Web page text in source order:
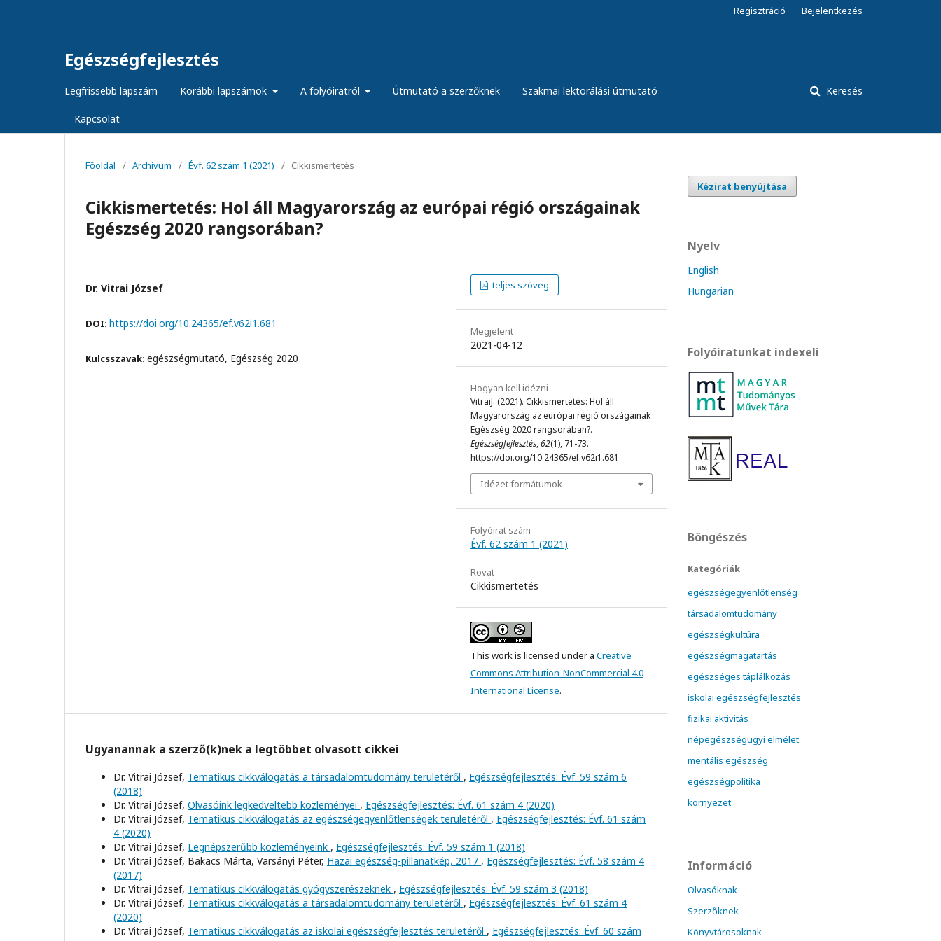
Egészségfejlesztés
Legfrissebb lapszám Korábbi lapszámok A folyóiratról Útmutató a szerzőknek Szakmai lektorálási útmutató
Kapcsolat
Keresés
Regisztráció Bejelentkezés
Főoldal / Archívum / Évf. 62 szám 1 (2021) / Cikkismertetés
Cikkismertetés: Hol áll Magyarország az európai régió országainak
Egészség 2020 rangsorában?
Dr. Vitrai József
DOI: https://doi.org/10.24365/ef.v62i1.681
Kulcsszavak: egészségmutató, Egészség 2020
teljes szöveg
Megjelent
2021-04-12
Hogyan kell idézni
VitraiJ. (2021). Cikkismertetés: Hol áll
Magyarország az európai régió országainak
Egészség 2020 rangsorában?.
Egészségfejlesztés,62(1), 71-73.
https://doi.org/10.24365/ef.v62i1.681
Idézet formátumok
Folyóirat szám
Évf. 62 szám 1 (2021)
Rovat
Cikkismertetés
This work is licensed under a Creative
Commons Attribution-NonCommercial 4.0
International License.
Ugyanannak a szerző(k)nek a legtöbbet olvasott cikkei
Dr. Vitrai József, Tematikus cikkválogatás a társadalomtudomány területéről , Egészségfejlesztés: Évf. 59 szám 6
(2018)
Dr. Vitrai József, Olvasóink legkedveltebb közleményei , Egészségfejlesztés: Évf. 61 szám 4 (2020)
Dr. Vitrai József, Tematikus cikkválogatás az egészségegyenlőtlenségek területéről , Egészségfejlesztés: Évf. 61 szám
4 (2020)
Dr. Vitrai József, Legnépszerűbb közleményeink , Egészségfejlesztés: Évf. 59 szám 1 (2018)
Dr. Vitrai József, Bakacs Márta, Varsányi Péter, Hazai egészség-pillanatkép, 2017 , Egészségfejlesztés: Évf. 58 szám 4
(2017)
Dr. Vitrai József, Tematikus cikkválogatás gyógyszerészeknek , Egészségfejlesztés: Évf. 59 szám 3 (2018)
Dr. Vitrai József, Tematikus cikkválogatás a társadalomtudomány területéről , Egészségfejlesztés: Évf. 61 szám 4
(2020)
Dr. Vitrai József, Tematikus cikkválogatás az iskolai egészségfejlesztés területéről , Egészségfejlesztés: Évf. 60 szám
Kézirat benyújtása
Nyelv
English
Hungarian
Folyóiratunkat indexeli
Böngészés
Kategóriák
egészségegyenlőtlenség
társadalomtudomány
egészségkultúra
egészségmagatartás
egészséges táplálkozás
iskolai egészségfejlesztés
fizikai aktivitás
népegészségügyi elmélet
mentális egészség
egészségpolitika
környezet
Információ
Olvasóknak
Szerzőknek
Könyvtárosoknak